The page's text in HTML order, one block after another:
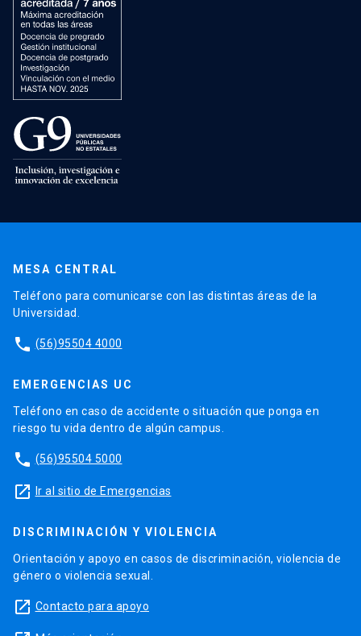
MESA CENTRAL
Teléfono para comunicarse con las distintas áreas de la
Universidad.
phone (56)95504 4000
EMERGENCIAS UC
Teléfono en caso de accidente o situación que ponga en
riesgo tu vida dentro de algún campus.
phone (56)95504 5000
launch Ir al sitio de Emergencias
DISCRIMINACIÓN Y VIOLENCIA
Orientación y apoyo en casos de discriminación, violencia de
género o violencia sexual.
launch Contacto para apoyo